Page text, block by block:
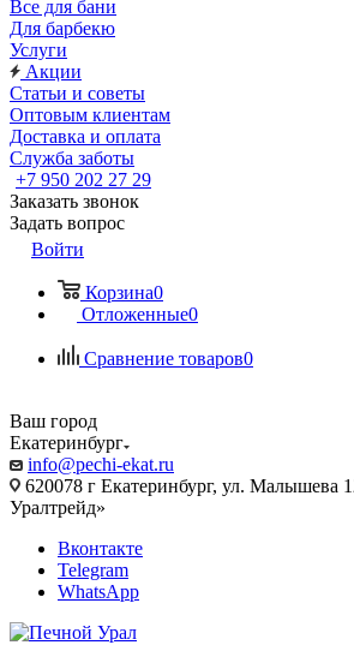
Все для бани
Для барбекю
Услуги
Акции
Статьи и советы
Оптовым клиентам
Доставка и оплата
Служба заботы
+7 950 202 27 29
Заказать звонок
Задать вопрос
Войти
Корзина0
Отложенные0
Сравнение товаров0
Ваш город
Екатеринбург
info@pechi-ekat.ru
620078 г Екатеринбург, ул.
Уралтрейд»
Вконтакте
Telegram
WhatsApp